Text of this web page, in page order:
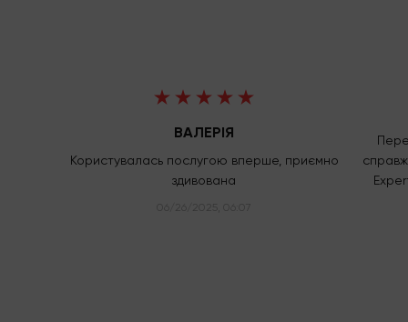
Користувалась послугою вперше, приємно
здивована
ВАЛЕРІЯ
06/26/2025, 06:07